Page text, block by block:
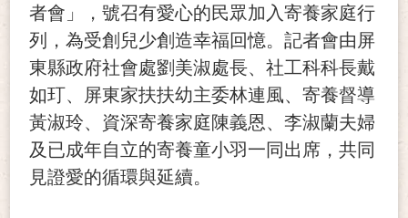
者會」，號召有愛心的民眾加入寄養家庭行
列，為受創兒少創造幸福回憶。記者會由屏
東縣政府社會處劉美淑處長、社工科科長戴
如玎、屏東家扶扶幼主委林連風、寄養督導
黃淑玲、資深寄養家庭陳義恩、李淑蘭夫婦
及已成年自立的寄養童小羽一同出席，共同
見證愛的循環與延續。